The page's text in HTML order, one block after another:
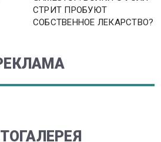
СТРИТ ПРОБУЮТ
СОБСТВЕННОЕ ЛЕКАРСТВО?